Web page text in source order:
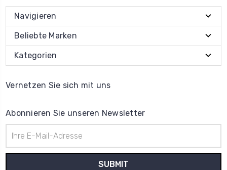
Navigieren
Beliebte Marken
Kategorien
Vernetzen Sie sich mit uns
Abonnieren Sie unseren Newsletter
Mail-
Adresse